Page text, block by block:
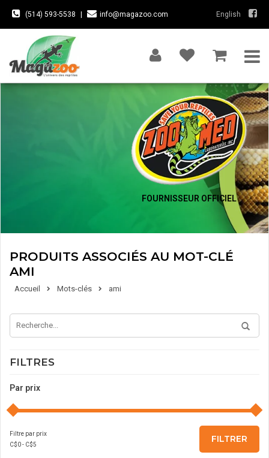
(514) 593-5538 info@magazoo.com English
FOURNISSEUR OFFICIEL
PRODUITS ASSOCIÉS AU MOT-CLÉ
AMI
Accueil Mots-clés ami
FILTRES
Par prix
Filtre par prix
C$0- C$5
FILTRER